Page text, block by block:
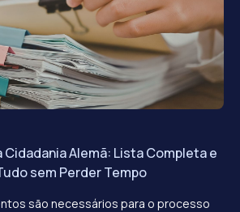
Alemã: Lista Completa e
sem Perder Tempo
são necessários para o processo